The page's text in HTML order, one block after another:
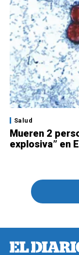
Salud
Mueren 2
explosiva” en